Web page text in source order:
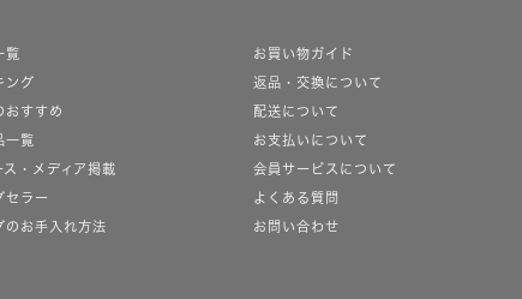
覧
ング
おすすめ
一覧
ス・メディア掲載
セラー
のお手入れ方法
お買い物ガイド
返品・交換について
配送について
お支払いについて
会員サービスについて
よくある質問
お問い合わせ